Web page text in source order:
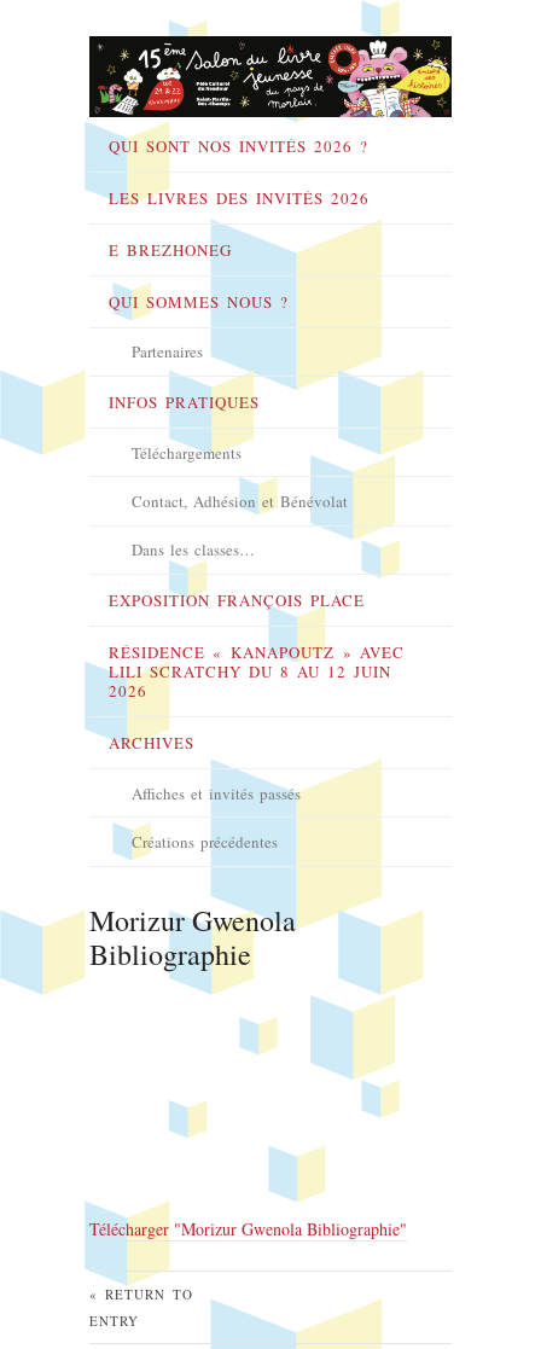
QUI SONT NOS INVITÉS 2026 ?
LES LIVRES DES INVITÉS 2026
E BREZHONEG
QUI SOMMES NOUS ?
Partenaires
INFOS PRATIQUES
Téléchargements
Contact, Adhésion et Bénévolat
Dans les classes…
EXPOSITION FRANÇOIS PLACE
RÉSIDENCE « KANAPOUTZ » AVEC
LILI SCRATCHY DU 8 AU 12 JUIN
2026
ARCHIVES
Affiches et invités passés
Créations précédentes
Morizur Gwenola
Bibliographie
Télécharger "Morizur Gwenola Bibliographie"
« RETURN TO
ENTRY